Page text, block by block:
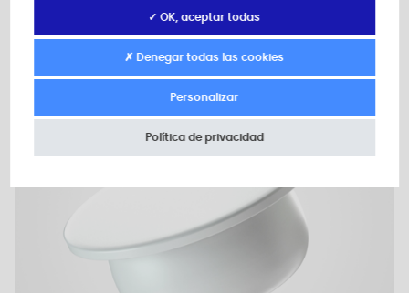
✓ OK, aceptar todas
✗ Denegar todas las cookies
Personalizar
Política de privacidad